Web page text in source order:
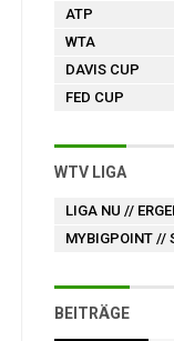
ATP
WTA
DAVIS CUP
FED CUP
WTV LIGA
LIGA NU //
MYBIGPOINT //
BEITRÄGE